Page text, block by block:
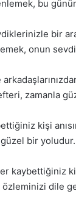
bu
bir
onun
zamanla
kişi
güzel bir yoludur.
kaybettiğiniz
özleminizi dile